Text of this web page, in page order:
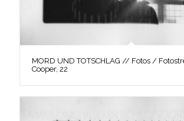
MORD UND TOTSCHLAG // Fotos /
Cooper, 22